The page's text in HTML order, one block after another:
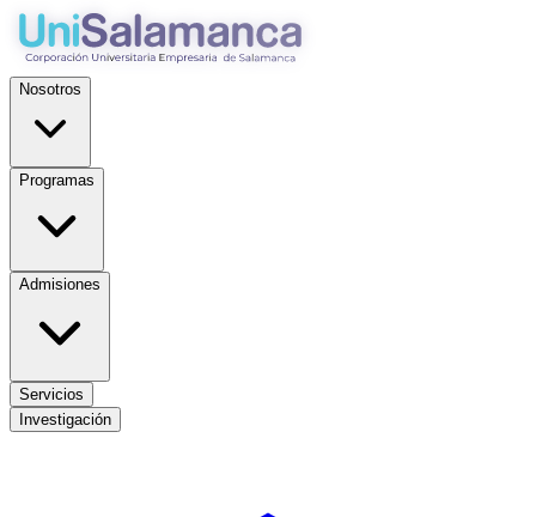
Nosotros
Programas
Admisiones
Servicios
Investigación